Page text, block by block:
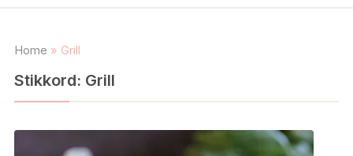
Home » Grill
Stikkord: Grill